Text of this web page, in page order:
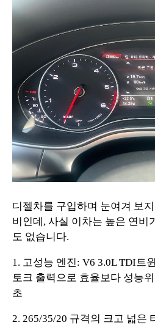
디젤차를 구입하며 눈여겨 보
비인데, 사실 이차는 높은 연비
도 없습니다.
1. 고성능 엔진: V6 3.0L TDI트
토크 출력으로 효율보다 성능
초
2. 265/35/20 규격의 크고 넓은